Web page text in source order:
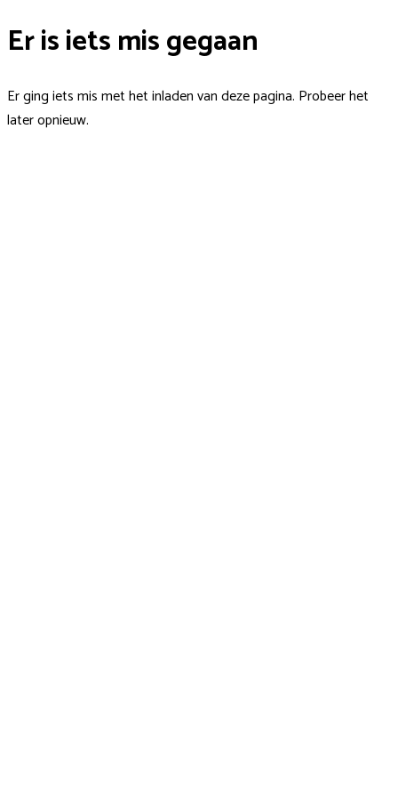
Er is iets mis gegaan
Er ging iets mis met het inladen van deze pagina. Probeer het
later opnieuw.